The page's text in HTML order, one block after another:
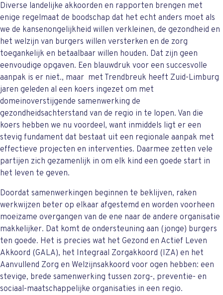
Diverse landelijke akkoorden en rapporten brengen met
enige regelmaat de boodschap dat het echt anders moet als
we de kansenongelijk­heid willen verkleinen, de gezondheid en
het welzijn van burgers willen versterken en de zorg
toegankelijk en betaalbaar willen houden. Dat zijn geen
eenvoudige opgaven. Een blauwdruk voor een succesvolle
aanpak is er niet., maar met Trendbreuk heeft Zuid-Limburg
jaren geleden al een koers ingezet om met
domeinoverstijgende samenwerking de
gezondheidsachterstand van de regio in te lopen. Van die
koers hebben we nu voordeel, want inmiddels ligt er een
stevig fundament dat bestaat uit een regionale aanpak met
effectieve projecten en interventies. Daarmee zetten vele
partijen zich gezamenlijk in om elk kind een goede start in
het leven te geven.
Doordat samenwerkingen beginnen te beklijven, raken
werkwijzen beter op elkaar afgestemd en worden voorheen
moeizame overgangen van de ene naar de andere organisatie
makkelijker. Dat komt de ondersteuning aan (jonge) burgers
ten goede. Het is precies wat het Gezond en Actief Leven
Akkoord (GALA), het Integraal Zorgakkoord (IZA) en het
Aanvullend Zorg en Welzijnsakkoord voor ogen hebben: een
stevige, brede samenwerking tussen zorg-, preventie- en
sociaal-maatschappelijke organisaties in een regio.